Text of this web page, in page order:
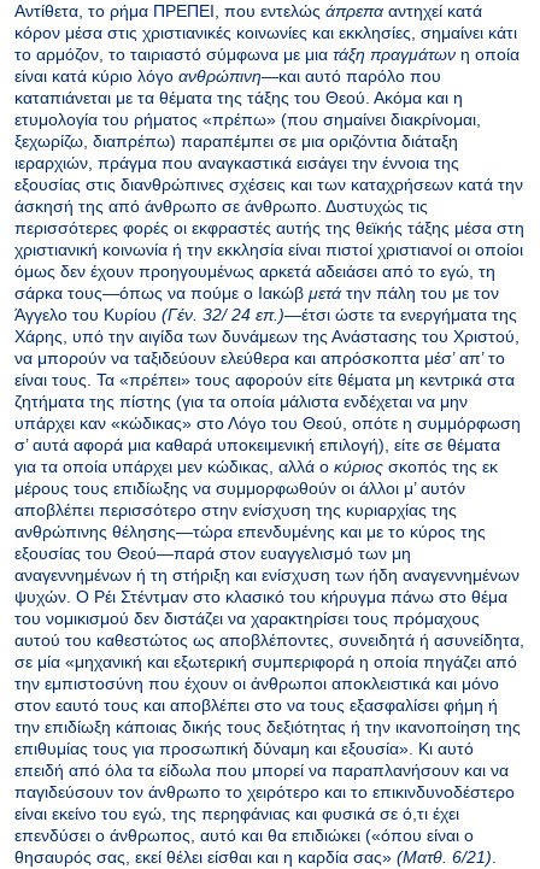
Αντίθετα, το ρήμα ΠΡΕΠΕΙ, που εντελώς άπρεπα αντηχεί κατά
κόρον μέσα στις χριστιανικές κοινωνίες και εκκλησίες, σημαίνει κάτι
το αρμόζον, το ταιριαστό σύμφωνα με μια τάξη πραγμάτων η οποία
είναι κατά κύριο λόγο ανθρώπινη—και αυτό παρόλο που
καταπιάνεται με τα θέματα της τάξης του Θεού. Ακόμα και η
ετυμολογία του ρήματος «πρέπω» (που σημαίνει διακρίνομαι,
ξεχωρίζω, διαπρέπω) παραπέμπει σε μια οριζόντια διάταξη
ιεραρχιών, πράγμα που αναγκαστικά εισάγει την έννοια της
εξουσίας στις διανθρώπινες σχέσεις και των καταχρήσεων κατά την
άσκησή της από άνθρωπο σε άνθρωπο. Δυστυχώς τις
περισσότερες φορές οι εκφραστές αυτής της θεϊκής τάξης μέσα στη
χριστιανική κοινωνία ή την εκκλησία είναι πιστοί χριστιανοί οι οποίοι
όμως δεν έχουν προηγουμένως αρκετά αδειάσει από το εγώ, τη
σάρκα τους—όπως να πούμε ο Ιακώβ μετά την πάλη του με τον
Άγγελο του Κυρίου (Γέν. 32/ 24 επ.)—έτσι ώστε τα ενεργήματα της
Χάρης, υπό την αιγίδα των δυνάμεων της Ανάστασης του Χριστού,
να μπορούν να ταξιδεύουν ελεύθερα και απρόσκοπτα μέσ’ απ’ το
είναι τους. Τα «πρέπει» τους αφορούν είτε θέματα μη κεντρικά στα
ζητήματα της πίστης (για τα οποία μάλιστα ενδέχεται να μην
υπάρχει καν «κώδικας» στο Λόγο του Θεού, οπότε η συμμόρφωση
σ’ αυτά αφορά μια καθαρά υποκειμενική επιλογή), είτε σε θέματα
για τα οποία υπάρχει μεν κώδικας, αλλά ο κύριος σκοπός της εκ
μέρους τους επιδίωξης να συμμορφωθούν οι άλλοι μ’ αυτόν
αποβλέπει περισσότερο στην ενίσχυση της κυριαρχίας της
ανθρώπινης θέλησης—τώρα επενδυμένης και με το κύρος της
εξουσίας του Θεού—παρά στον ευαγγελισμό των μη
αναγεννημένων ή τη στήριξη και ενίσχυση των ήδη αναγεννημένων
ψυχών. Ο Ρέι Στέντμαν στο κλασικό του κήρυγμα πάνω στο θέμα
του νομικισμού δεν διστάζει να χαρακτηρίσει τους πρόμαχους
αυτού του καθεστώτος ως αποβλέποντες, συνειδητά ή ασυνείδητα,
σε μία «μηχανική και εξωτερική συμπεριφορά η οποία πηγάζει από
την εμπιστοσύνη που έχουν οι άνθρωποι αποκλειστικά και μόνο
στον εαυτό τους και αποβλέπει στο να τους εξασφαλίσει φήμη ή
την επιδίωξη κάποιας δικής τους δεξιότητας ή την ικανοποίηση της
επιθυμίας τους για προσωπική δύναμη και εξουσία». Κι αυτό
επειδή από όλα τα είδωλα που μπορεί να παραπλανήσουν και να
παγιδεύσουν τον άνθρωπο το χειρότερο και το επικινδυνοδέστερο
είναι εκείνο του εγώ, της περηφάνιας και φυσικά σε ό,τι έχει
επενδύσει ο άνθρωπος, αυτό και θα επιδιώκει («όπου είναι ο
θησαυρός σας, εκεί θέλει είσθαι και η καρδία σας» (Ματθ. 6/21).